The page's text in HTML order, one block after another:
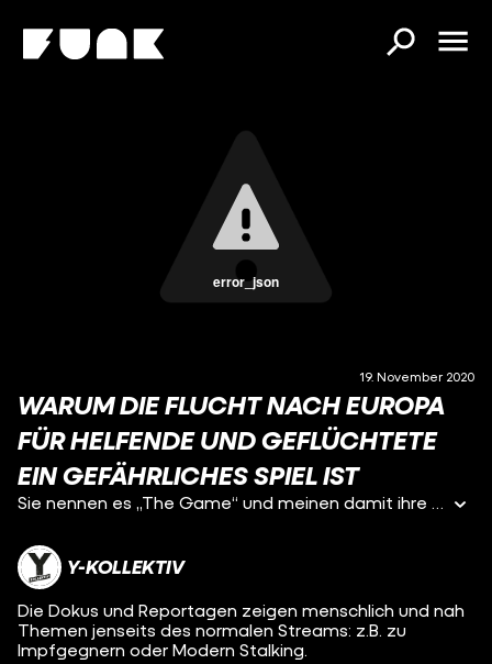
error_json
19. November 2020
WARUM DIE FLUCHT NACH EUROPA
FÜR HELFENDE UND GEFLÜCHTETE
EIN GEFÄHRLICHES SPIEL IST
Sie nennen es „The Game“ und meinen damit ihre Flucht durch Kroatien. Entdeckt sie die kroatische Polizei, werden sie verprügelt und irgendwo in Bosnien ausgesetzt. Dann beginnt für sie alles von vorne. Seit mehreren Jahren berichten NGOs von illegalen Pushbacks und Gewalt gegen Migranten und Geflüchtete. Die Behörden schweigen. Dennis Leiffels ist nach Bosnien gefahren, um zu erfahren, was wirklich an unserer EU-Außengrenze geschieht.
Y-KOLLEKTIV
Die Dokus und Reportagen zeigen menschlich und nah
Themen jenseits des normalen Streams: z.B. zu
Impfgegnern oder Modern Stalking.